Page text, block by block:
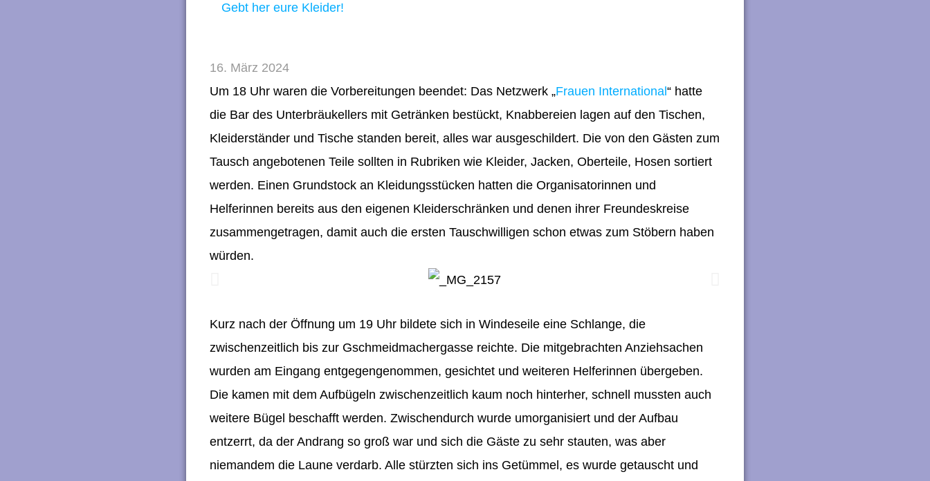
Gebt her eure Kleider!
16. März 2024
Um 18 Uhr waren die Vorbereitungen beendet: Das Netzwerk „Frauen International“ hatte
die Bar des Unterbräukellers mit Getränken bestückt, Knabbereien lagen auf den Tischen,
Kleiderständer und Tische standen bereit, alles war ausgeschildert. Die von den Gästen zum
Tausch angebotenen Teile sollten in Rubriken wie Kleider, Jacken, Oberteile, Hosen sortiert
werden. Einen Grundstock an Kleidungsstücken hatten die Organisatorinnen und
Helferinnen bereits aus den eigenen Kleiderschränken und denen ihrer Freundeskreise
zusammengetragen, damit auch die ersten Tauschwilligen schon etwas zum Stöbern haben
würden.
Kurz nach der Öffnung um 19 Uhr bildete sich in Windeseile eine Schlange, die
zwischenzeitlich bis zur Gschmeidmachergasse reichte. Die mitgebrachten Anziehsachen
wurden am Eingang entgegengenommen, gesichtet und weiteren Helferinnen übergeben.
Die kamen mit dem Aufbügeln zwischenzeitlich kaum noch hinterher, schnell mussten auch
weitere Bügel beschafft werden. Zwischendurch wurde umorganisiert und der Aufbau
entzerrt, da der Andrang so groß war und sich die Gäste zu sehr stauten, was aber
niemandem die Laune verdarb. Alle stürzten sich ins Getümmel, es wurde getauscht und